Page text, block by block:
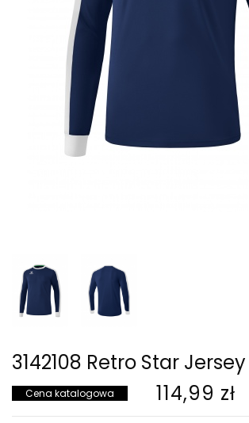
3142108 Retro Star
Cena katalogowa 114,99 zł